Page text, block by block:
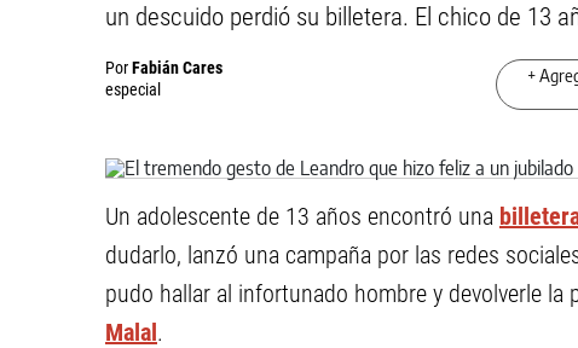
un descuido perdió su billetera. El chico de 13
PorFabián Cares
especial
+
Un adolescente de 13 años encontró una
dudarlo, lanzó una campaña por las redes
pudo hallar al infortunado hombre y devolverle
Malal.